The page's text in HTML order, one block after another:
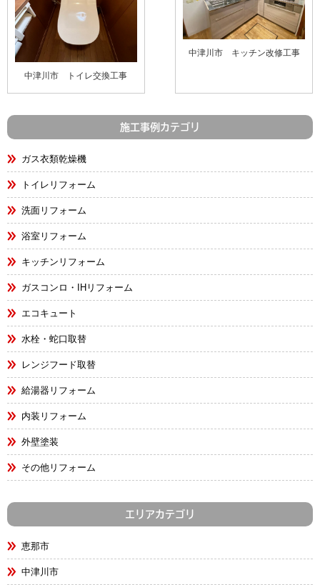
中津川市 トイレ交換工事
中津川市 キッチン改修工事
施工事例カテゴリ
ガス衣類乾燥機
トイレリフォーム
洗面リフォーム
浴室リフォーム
キッチンリフォーム
ガスコンロ・IHリフォーム
エコキュート
水栓・蛇口取替
レンジフード取替
給湯器リフォーム
内装リフォーム
外壁塗装
その他リフォーム
エリアカテゴリ
恵那市
中津川市